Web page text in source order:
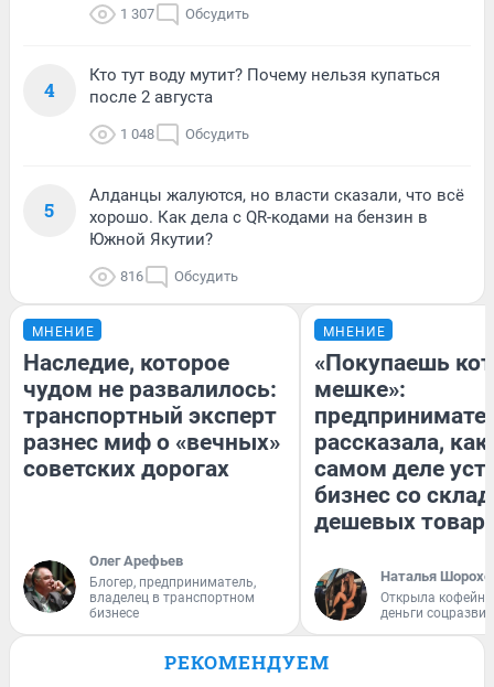
1 307 Обсудить
4
Кто тут воду мутит? Почему нельзя купаться
после 2 августа
1 048 Обсудить
5
Алданцы жалуются, но власти сказали, что всё
хорошо. Как дела с QR-кодами на бензин в
Южной Якутии?
816 Обсудить
МНЕНИЕ
Наследие, которое
чудом не развалилось:
транспортный эксперт
разнес миф о «вечных»
советских дорогах
Олег Арефьев
Блогер, предприниматель,
владелец в транспортном
бизнесе
МНЕНИЕ
«Покупаешь
мешке»:
рассказала, как
самом деле
бизнес со
дешевых
Наталья
Открыла
деньги
РЕКОМЕНДУЕМ